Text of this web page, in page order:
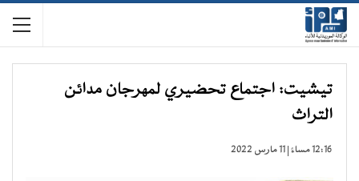
تيشيت: اجتماع تحضيري لمهرجان مدائن
التراث
12:16 مساءً | 11 مارس 2022